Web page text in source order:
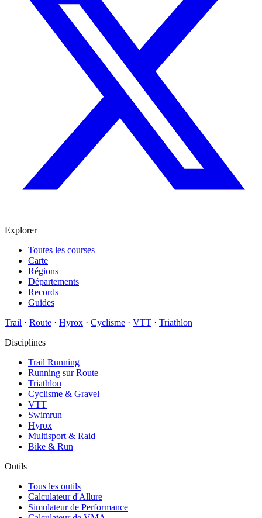
Explorer
Toutes les courses
Carte
Régions
Départements
Records
Guides
Trail · Route · Hyrox · Cyclisme · VTT · Triathlon
Disciplines
Trail Running
Running sur Route
Triathlon
Cyclisme & Gravel
VTT
Swimrun
Hyrox
Multisport & Raid
Bike & Run
Outils
Tous les outils
Calculateur d'Allure
Simulateur de Performance